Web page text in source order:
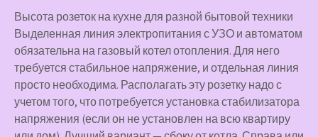
Высота розеток на кухне для разной бытовой техники
Выделенная линия электропитания с УЗО и автоматом
обязательна на газовый котел отопления. Для него
требуется стабильное напряжение, и отдельная линия
просто необходима. Располагать эту розетку надо с
учетом того, что потребуется установка стабилизатора
напряжения (если он не установлен на всю квартиру